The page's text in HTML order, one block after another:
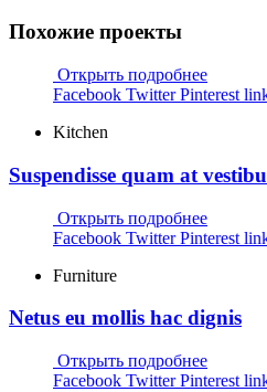
Похожие проекты
Открыть подробнее
Facebook Twitter Pinterest
Kitchen
Suspendisse quam at
Открыть подробнее
Facebook Twitter Pinterest
Furniture
Netus eu mollis hac dignis
Открыть подробнее
Facebook Twitter Pinterest